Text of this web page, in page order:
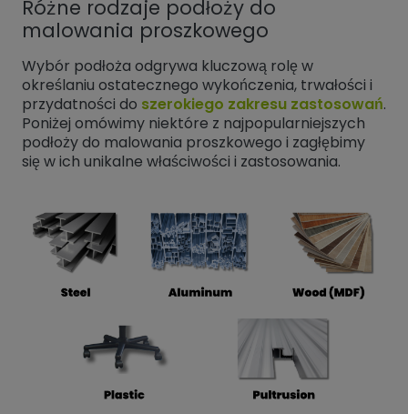
Różne rodzaje podłoży do
malowania proszkowego
Wybór podłoża odgrywa kluczową rolę w
określaniu ostatecznego wykończenia, trwałości i
przydatności do szerokiego zakresu zastosowań.
Poniżej omówimy niektóre z najpopularniejszych
podłoży do malowania proszkowego i zagłębimy
się w ich unikalne właściwości i zastosowania.